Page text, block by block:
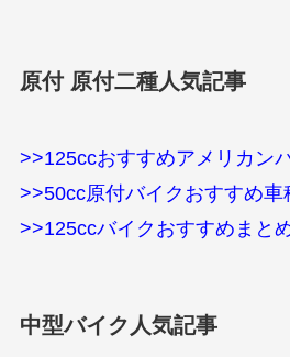
原付 原付二種人気記事
>>125ccおすすめアメリカン
>>50cc原付バイクおすすめ車
>>125ccバイクおすすめまと
中型バイク人気記事